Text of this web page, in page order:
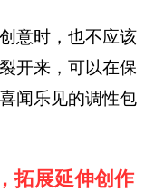
意时，也不应该
开来，可以在保
闻乐见的调性包
拓展延伸创作